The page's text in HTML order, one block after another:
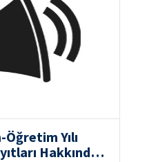
Yılı
Hakkında